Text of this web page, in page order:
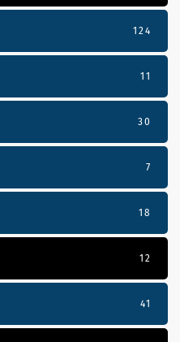
124
11
30
7
18
12
41